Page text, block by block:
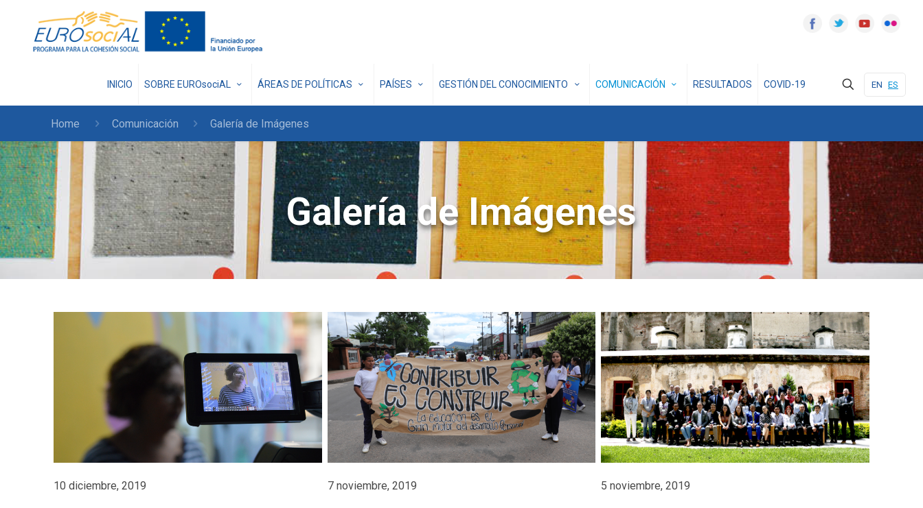
INICIO SOBRE EUROsociAL ÁREAS DE POLÍTICAS PAÍSES GESTIÓN DEL CONOCIMIENTO COMUNICACIÓN RESULTADOS COVID-19 EN ES
Home Comunicación Galería de Imágenes
Galería de Imágenes
10 diciembre, 2019 7 noviembre, 2019 5 noviembre, 2019